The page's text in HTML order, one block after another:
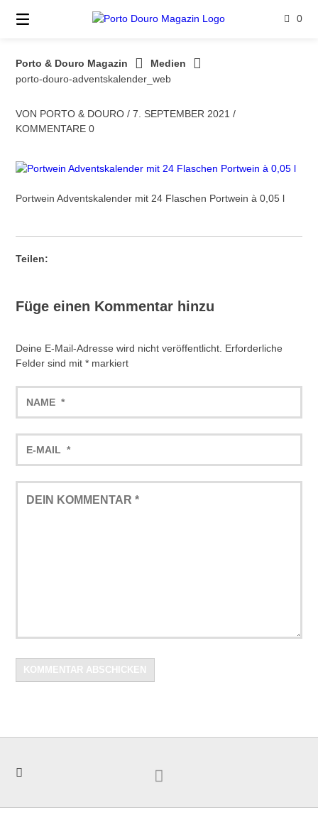
zum
0
Porto & Douro Magazin
Medien
porto-douro-adventskalender_web
VON PORTO & DOURO / 7. SEPTEMBER 2021 /
KOMMENTARE 0
Portwein Adventskalender mit 24 Flaschen Portwein à 0,05 l
Teilen:
Füge einen Kommentar hinzu
Deine E-Mail-Adresse wird nicht veröffentlicht. Erforderliche
Felder sind mit* markiert